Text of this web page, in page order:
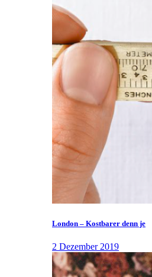
London – Kostbarer denn je
2 Dezember 2019